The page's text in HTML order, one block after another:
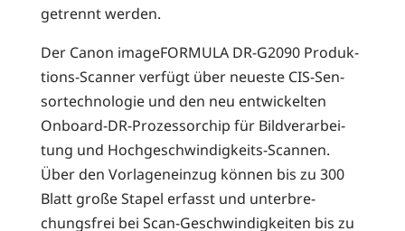
getrennt werden.
Der Canon image­FOR­MU­LA DR-G2090 Pro­duk­
ti­ons-Scan­ner ver­fügt über neu­es­te CIS-Sen­
sor­tech­no­lo­gie und den neu ent­wi­ckel­ten
Onboard-DR-Pro­zes­sor­chip für Bild­ver­ar­bei­
tung und Hoch­ge­schwin­dig­keits-Scan­nen.
Über den Vor­la­gen­ein­zug kön­nen bis zu 300
Blatt gro­ße Sta­pel erfasst und unter­bre­
chungs­frei bei Scan-Geschwin­dig­kei­ten bis zu